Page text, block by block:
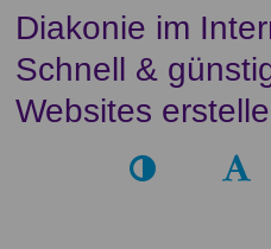
Diakonie im
Schnell &
Websites